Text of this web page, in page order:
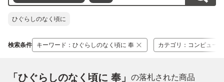
ひぐらしのなく頃に
検索条件 キーワード ： ひぐらしのなく頃に 奉 カテゴリ ： コンピュータ
「ひぐらしのなく頃に 奉」 の落札された商品